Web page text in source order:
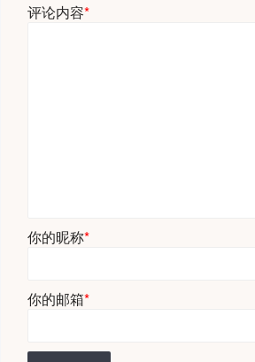
评论内容*
你的昵称*
你的邮箱*